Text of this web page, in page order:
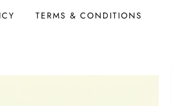
TERMS & CONDITIONS